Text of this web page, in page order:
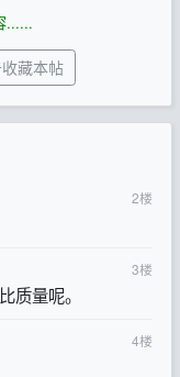
......
藏本帖
2楼
3楼
质量呢。
4楼